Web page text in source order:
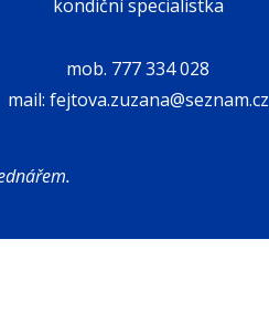
kondiční specialistka
mob. 777 334 028
mail: fejtova.zuzana@seznam.cz